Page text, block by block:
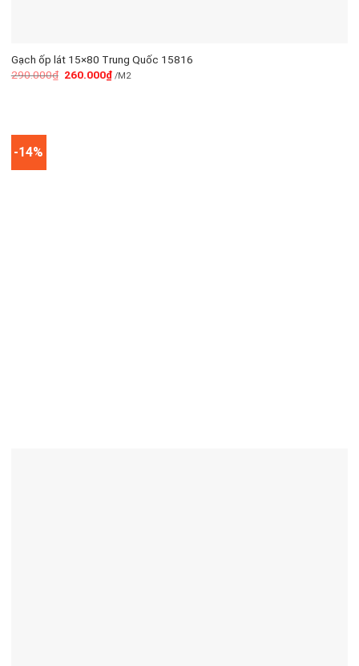
Gạch ốp lát 15×80 Trung Quốc 15816
290.000₫ 260.000₫/M2
-14%